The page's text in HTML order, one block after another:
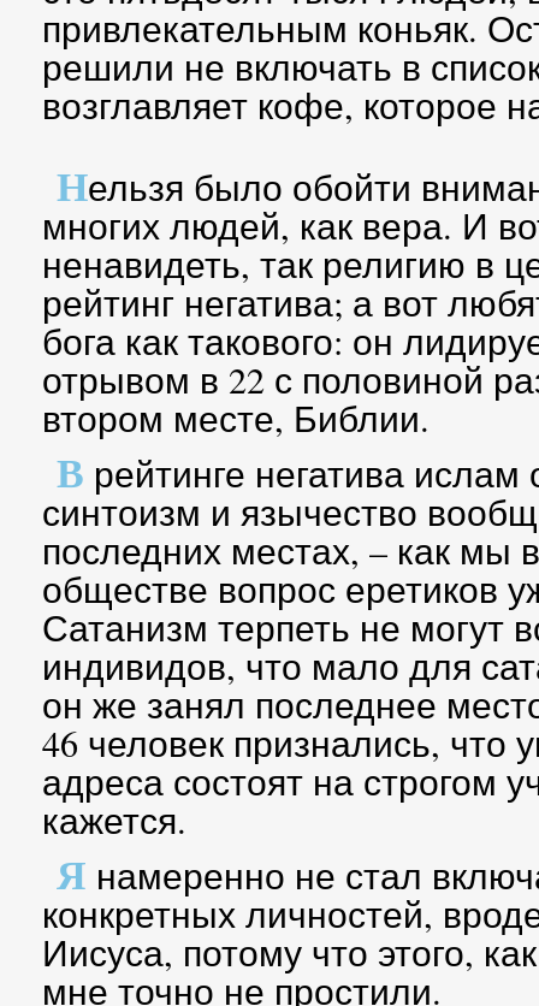
привлекательным коньяк.
решили не включать в
возглавляет кофе, которое
Нельзя было обойти
многих людей, как вера. И
ненавидеть, так религию в
рейтинг негатива; а вот
бога как такового: он
отрывом в 22 с половиной
втором месте, Библии.
В рейтинге негатива
синтоизм и язычество
последних местах, – как
обществе вопрос еретиков
Сатанизм терпеть не могут
индивидов, что мало для
он же занял последнее
46 человек признались, что
адреса состоят на строгом
кажется.
Я намеренно не стал
конкретных личностей,
Иисуса, потому что этого,
мне точно не простили.